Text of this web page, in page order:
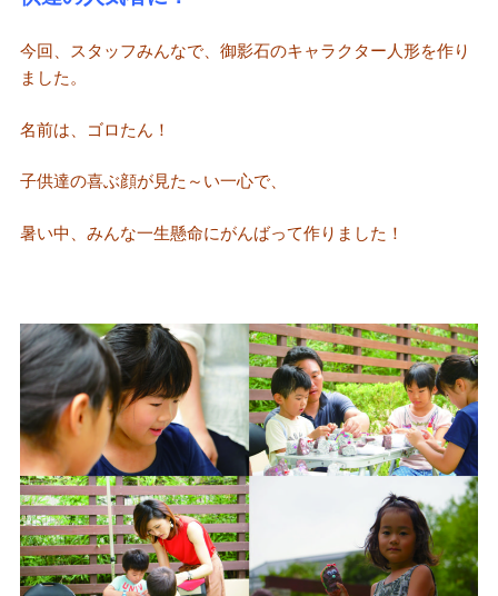
今回、スタッフみんなで、御影石のキャラクター人形を作り
ました。
名前は、ゴロたん！
子供達の喜ぶ顔が見た～い一心で、
暑い中、みんな一生懸命にがんばって作りました！